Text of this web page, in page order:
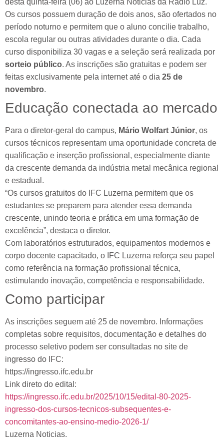
Os cursos possuem duração de dois anos, são ofertados no
período noturno e permitem que o aluno concilie trabalho,
escola regular ou outras atividades durante o dia. Cada
curso disponibiliza 30 vagas e a seleção será realizada por
sorteio público. As inscrições são gratuitas e podem ser
feitas exclusivamente pela internet até o dia 25 de
novembro.
Educação conectada ao mercado
Para o diretor-geral do campus, Mário Wolfart Júnior, os
cursos técnicos representam uma oportunidade concreta de
qualificação e inserção profissional, especialmente diante
da crescente demanda da indústria metal mecânica regional
e estadual.
“Os cursos gratuitos do IFC Luzerna permitem que os
estudantes se preparem para atender essa demanda
crescente, unindo teoria e prática em uma formação de
excelência”, destaca o diretor.
Com laboratórios estruturados, equipamentos modernos e
corpo docente capacitado, o IFC Luzerna reforça seu papel
como referência na formação profissional técnica,
estimulando inovação, competência e responsabilidade.
Como participar
As inscrições seguem até 25 de novembro. Informações
completas sobre requisitos, documentação e detalhes do
processo seletivo podem ser consultadas no site de
ingresso do IFC:
https://ingresso.ifc.edu.br
Link direto do edital:
https://ingresso.ifc.edu.br/2025/10/15/edital-80-2025-
ingresso-dos-cursos-tecnicos-subsequentes-e-
concomitantes-ao-ensino-medio-2026-1/
Luzerna Noticias.